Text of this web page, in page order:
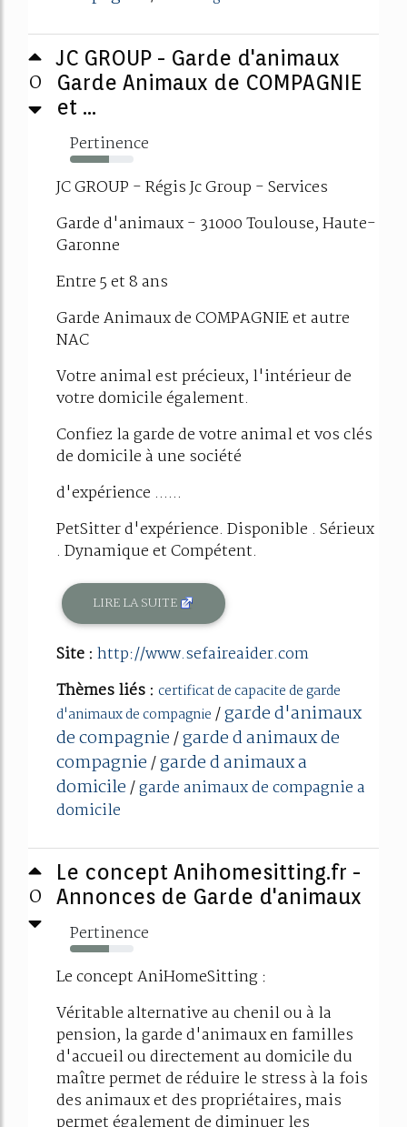
0
JC GROUP - Garde d'animaux
Garde Animaux de COMPAGNIE
et ...
Pertinence
61%
JC GROUP - Régis Jc Group - Services
Garde d'animaux - 31000 Toulouse, Haute-
Garonne
Entre 5 et 8 ans
Garde Animaux de COMPAGNIE et autre
NAC
Votre animal est précieux, l'intérieur de
votre domicile également.
Confiez la garde de votre animal et vos clés
de domicile à une société
d'expérience ......
PetSitter d'expérience. Disponible . Sérieux
. Dynamique et Compétent.
LIRE LA SUITE
Site : http://www.sefaireaider.com
Thèmes liés : certificat de capacite de garde
d'animaux de compagnie /garde d'animaux
de compagnie/garde d animaux de
compagnie/garde d animaux a
domicile/garde animaux de compagnie a
domicile
0
Le concept Anihomesitting.fr -
Annonces de Garde d'animaux
Pertinence
61%
Le concept AniHomeSitting :
Véritable alternative au chenil ou à la
pension, la garde d'animaux en familles
d'accueil ou directement au domicile du
maître permet de réduire le stress à la fois
des animaux et des propriétaires, mais